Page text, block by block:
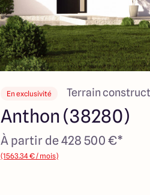
En exclusivité Terrain
Anthon (38280)
À partir de 428 500 €*
(1563.34 € / mois)